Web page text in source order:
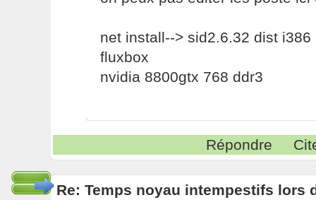
net install--> sid2.6.32 dist i386
fluxbox
nvidia 8800gtx 768 ddr3
Répondre
Re: Temps noyau intempestifs lors